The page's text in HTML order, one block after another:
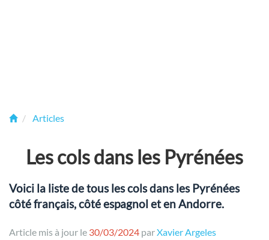
Articles
Les cols dans les Pyrénées
Voici la liste de tous les cols dans les Pyrénées
côté français, côté espagnol et en Andorre.
Article mis à jour le 30/03/2024 parXavier Argeles